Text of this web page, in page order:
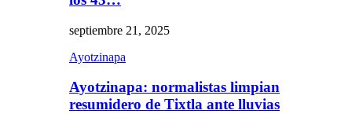
septiembre 21, 2025
Ayotzinapa
Ayotzinapa: normalistas limpian
resumidero de Tixtla ante lluvias